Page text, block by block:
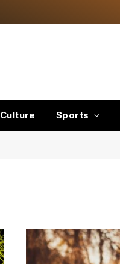
Culture Sports